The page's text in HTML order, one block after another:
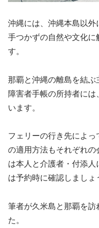
沖縄には、沖縄本島以外
手つかずの自然や文化
す。
那覇と沖縄の離島を結ぶ
障害者手帳の所持者に
います。
フェリーの行き先によっ
の適用方法もそれぞれ
は本人と介護者・付添
は予約時に確認しましょ
筆者が久米島と那覇を訪
た。